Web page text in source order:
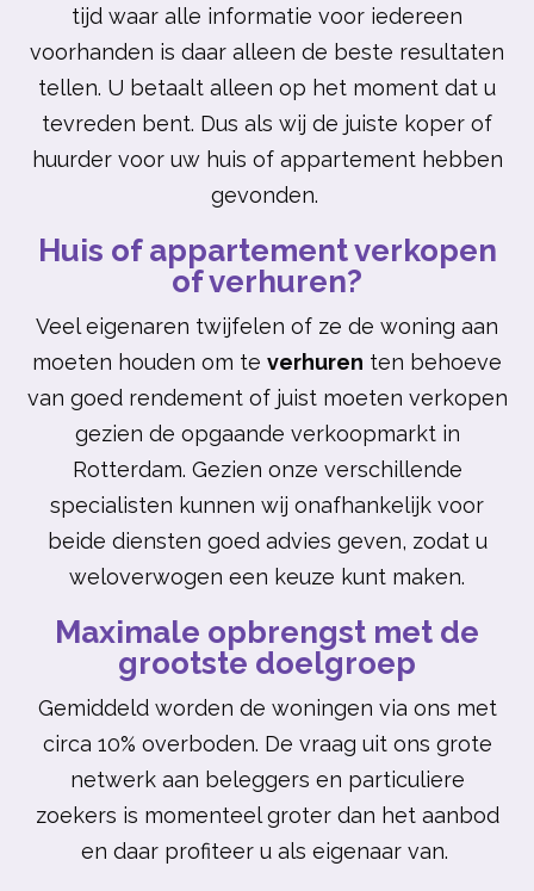
tijd waar alle informatie voor iedereen
voorhanden is daar alleen de beste resultaten
tellen. U betaalt alleen op het moment dat u
tevreden bent. Dus als wij de juiste koper of
huurder voor uw huis of appartement hebben
gevonden.
Huis of appartement verkopen
of verhuren?
Veel eigenaren twijfelen of ze de woning aan
moeten houden om te verhuren ten behoeve
van goed rendement of juist moeten verkopen
gezien de opgaande verkoopmarkt in
Rotterdam. Gezien onze verschillende
specialisten kunnen wij onafhankelijk voor
beide diensten goed advies geven, zodat u
weloverwogen een keuze kunt maken.
Maximale opbrengst met de
grootste doelgroep
Gemiddeld worden de woningen via ons met
circa 10% overboden. De vraag uit ons grote
netwerk aan beleggers en particuliere
zoekers is momenteel groter dan het aanbod
en daar profiteer u als eigenaar van.